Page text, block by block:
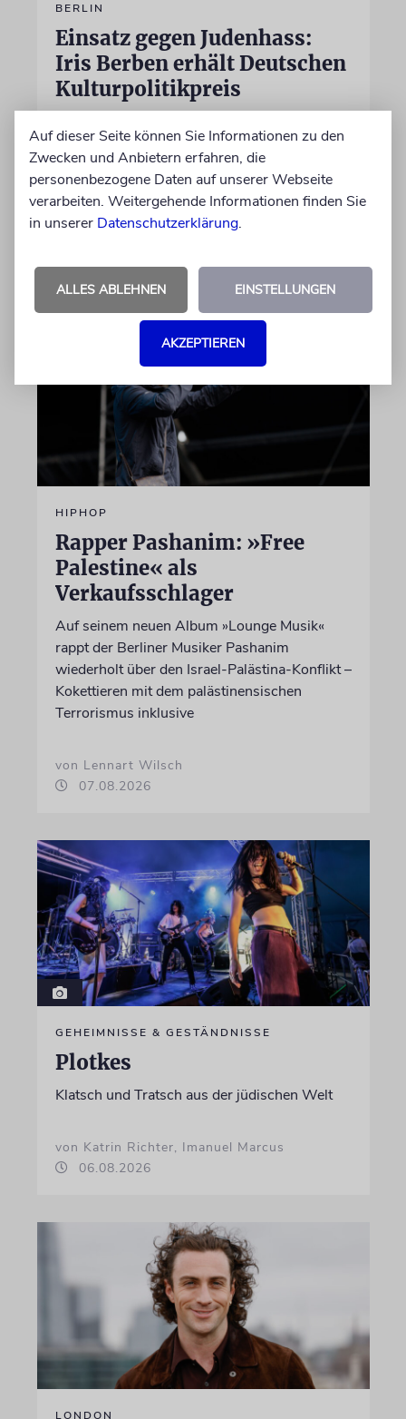
BERLIN
Einsatz gegen Judenhass:
Iris Berben erhält Deutschen
Kulturpolitikpreis
Kamera, sondern engagiert sich auch
ehrenamtlich. Der Deutsche Kulturrat würdigt
diese Leistung mit einem Preis. Igor Levit ist
Laudator
HIPHOP
Rapper Pashanim: »Free
Palestine« als
Verkaufsschlager
Auf seinem neuen Album »Lounge Musik«
rappt der Berliner Musiker Pashanim
wiederholt über den Israel-Palästina-Konflikt –
Kokettieren mit dem palästinensischen
Terrorismus inklusive
von Lennart Wilsch
07.08.2026
GEHEIMNISSE & GESTÄNDNISSE
Plotkes
Klatsch und Tratsch aus der jüdischen Welt
von Katrin Richter, Imanuel Marcus
06.08.2026
LONDON
Auf dieser Seite können Sie Informationen zu den
Zwecken und Anbietern erfahren, die
personenbezogene Daten auf unserer Webseite
verarbeiten. Weitergehende Informationen finden Sie
in unserer Datenschutzerklärung.
ALLES ABLEHNEN EINSTELLUNGEN
AKZEPTIEREN